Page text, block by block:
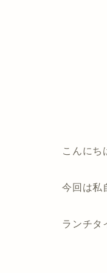
こんにち
今回は私
ランチタ